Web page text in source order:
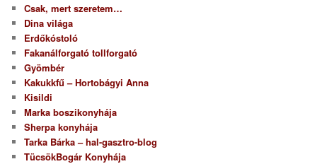
Csak, mert szeretem…
Dina világa
Erdőkóstoló
Fakanálforgató tollforgató
Gyömbér
Kakukkfű – Hortobágyi Anna
Kisildi
Marka boszikonyhája
Sherpa konyhája
Tarka Bárka – hal-gasztro-blog
TücsökBogár Konyhája